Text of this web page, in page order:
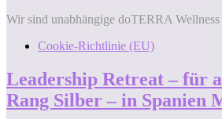
Wir sind unabhängige doTERRA Wellness
Cookie-Richtlinie (EU)
Leadership Retreat – für
Rang Silber – in Spanien